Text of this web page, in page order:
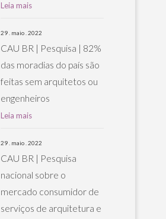
Leia mais
29 . maio . 2022
CAU BR | Pesquisa | 82%
das moradias do país são
feitas sem arquitetos ou
engenheiros
Leia mais
29 . maio . 2022
CAU BR | Pesquisa
nacional sobre o
mercado consumidor de
serviços de arquitetura e